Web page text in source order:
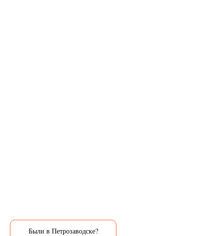
Были в Петрозаводске?